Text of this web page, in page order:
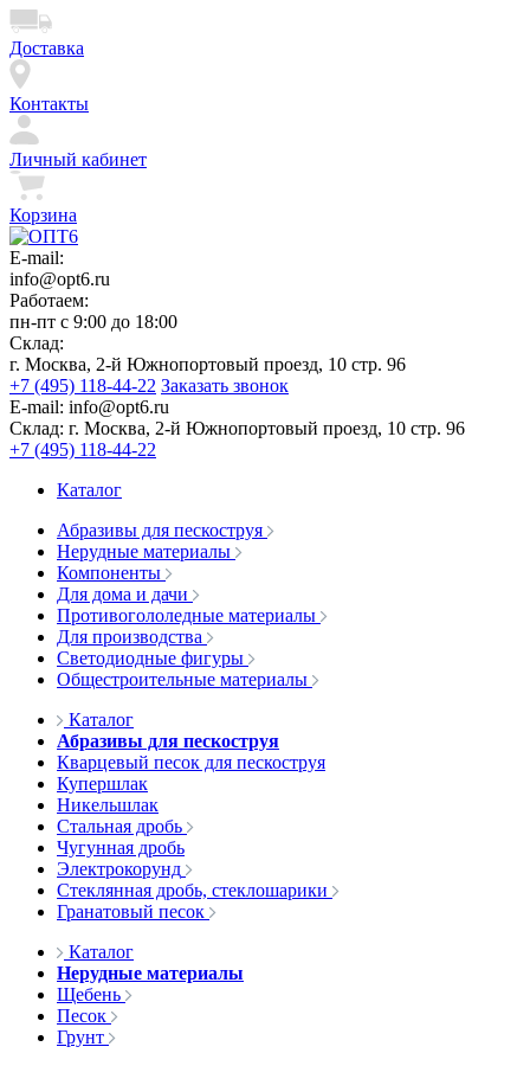
Доставка
Контакты
Личный кабинет
Корзина
E-mail:
info@opt6.ru
Работаем:
пн-пт с 9:00 до 18:00
Склад:
г. Москва, 2-й Южнопортовый проезд, 10 стр. 96
+7 (495) 118-44-22 Заказать звонок
E-mail: info@opt6.ru
Склад: г. Москва, 2-й Южнопортовый проезд, 10 стр. 96
+7 (495) 118-44-22
Каталог
Абразивы для пескоструя
Нерудные материалы
Компоненты
Для дома и дачи
Противогололедные материалы
Для производства
Светодиодные фигуры
Общестроительные материалы
Каталог
Абразивы для пескоструя
Кварцевый песок для пескоструя
Купершлак
Никельшлак
Стальная дробь
Чугунная дробь
Электрокорунд
Стеклянная дробь, стеклошарики
Гранатовый песок
Каталог
Нерудные материалы
Щебень
Песок
Грунт